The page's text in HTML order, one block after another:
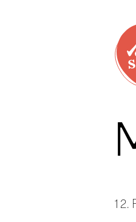
12.